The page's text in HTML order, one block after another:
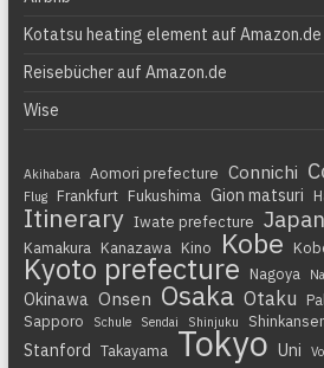
Kotatsu heating element auf Amazon.de
Reisebücher auf Amazon.de
Wise
Akihabara Aomori prefecture Connichi
Flug Frankfurt Fukushima Gion matsuri
Itinerary Iwate prefecture Japan
Kamakura
Kanazawa Kino Kobe
Kyoto prefecture Nagoya
Okinawa Onsen Osaka Otaku
Sapporo Schule Sendai Shinjuku
Stanford Takayama Tokyo Uni